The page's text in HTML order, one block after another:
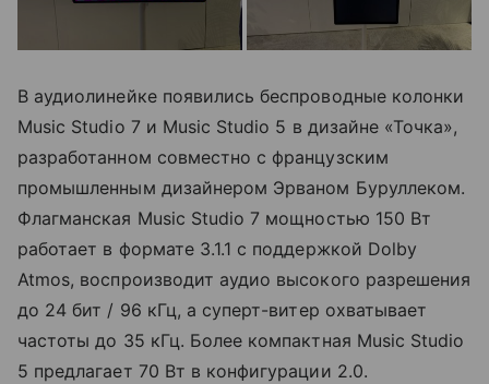
В аудиолинейке появились беспроводные колонки
Music Studio 7 и Music Studio 5 в дизайне «Точка»,
разработанном совместно с французским
промышленным дизайнером Эрваном Буруллеком.
Флагманская Music Studio 7 мощностью 150 Вт
работает в формате 3.1.1 с поддержкой Dolby
Atmos, воспроизводит аудио высокого разрешения
до 24 бит / 96 кГц, а суперт-витер охватывает
частоты до 35 кГц. Более компактная Music Studio
5 предлагает 70 Вт в конфигурации 2.0.